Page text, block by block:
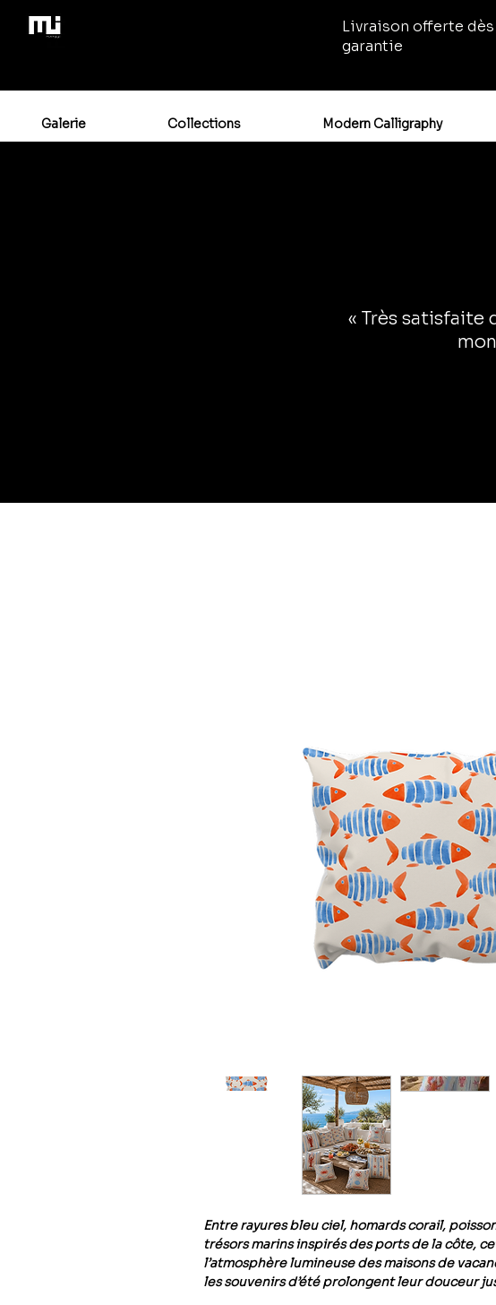
Livraison offerte dès
garantie
Galerie Collections Modern Calligraphy
« Très satisfaite
Entre rayures bleu ciel, homards corail,
trésors marins inspirés des ports de la côte,
l’atmosphère lumineuse des maisons de
les souvenirs d’été prolongent leur douceur